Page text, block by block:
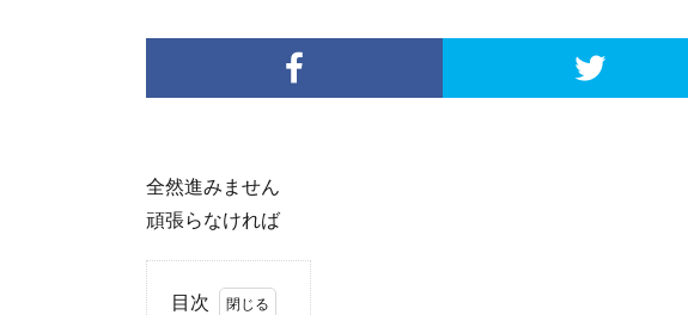
全然進みません
頑張らなければ
目次